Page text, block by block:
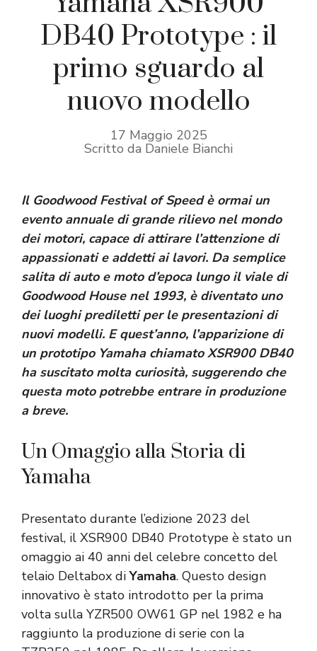
DB40 Prototype : il
primo sguardo al
nuovo modello
17 Maggio 2025
Scritto da Daniele Bianchi
Il Goodwood Festival of Speed è ormai un
evento annuale di grande rilievo nel mondo
dei motori, capace di attirare l’attenzione di
appassionati e addetti ai lavori. Da semplice
salita di auto e moto d’epoca lungo il viale di
Goodwood House nel 1993, è diventato uno
dei luoghi prediletti per le presentazioni di
nuovi modelli. E quest’anno, l’apparizione di
un prototipo Yamaha chiamato XSR900 DB40
ha suscitato molta curiosità, suggerendo che
questa moto potrebbe entrare in produzione
a breve.
Un Omaggio alla Storia di
Yamaha
Presentato durante l’edizione 2023 del
festival, il XSR900 DB40 Prototype è stato un
omaggio ai 40 anni del celebre concetto del
telaio Deltabox diYamaha. Questo design
innovativo è stato introdotto per la prima
volta sulla YZR500 OW61 GP nel 1982 e ha
raggiunto la produzione di serie con la